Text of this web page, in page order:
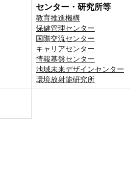
センター・研究所等
教育推進機構
保健管理センター
国際交流センター
キャリアセンター
情報基盤センター
地域未来デザインセンター
環境放射能研究所